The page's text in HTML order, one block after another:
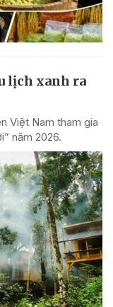
lịch xanh ra
Việt Nam tham gia
năm 2026.